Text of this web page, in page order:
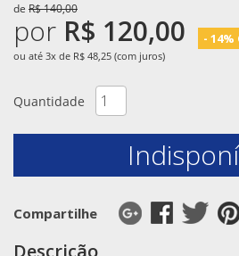
de R$ 140,00
por R$ 120,00 - 14%
ou até 3x de R$ 48,25 (com juros)
Quantidade
Compartilhe